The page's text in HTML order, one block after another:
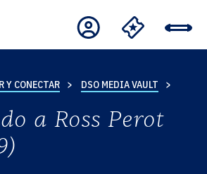
Y CONECTAR DSO MEDIA VAULT
a Ross Perot